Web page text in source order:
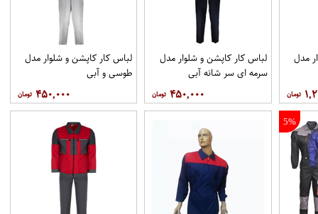
مدل
لباس کار کاپشن و شلوار مدل
سرمه ای سر شانه آبی
۴۵۰,۰۰۰
لباس کار کاپشن و شلوار مدل
طوسی و آبی
۴۵۰,۰۰۰
5%